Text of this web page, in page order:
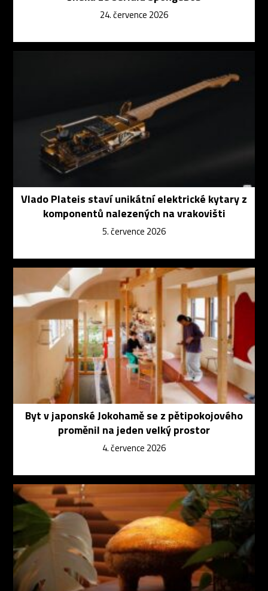
24. července 2026
Vlado Plateis staví unikátní elektrické kytary z
komponentů nalezených na vrakovišti
5. července 2026
Byt v japonské Jokohamě se z pětipokojového
proměnil na jeden velký prostor
4. července 2026